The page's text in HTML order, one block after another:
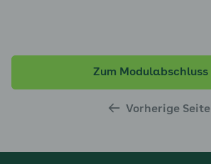
Vorherige Seite
Zum Modulabschluss